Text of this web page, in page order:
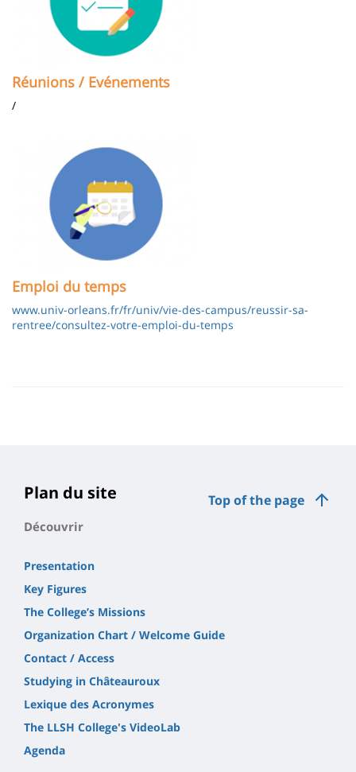
Réunions / Evénements
/
Emploi du temps
www.univ-orleans.fr/fr/univ/vie-des-campus/reussir-sa-
rentree/consultez-votre-emploi-du-temps
Top of the page
Plan du site
Découvrir
Presentation
Key Figures
The College’s Missions
Organization Chart / Welcome Guide
Contact / Access
Studying in Châteauroux
Lexique des Acronymes
The LLSH College's VideoLab
Agenda